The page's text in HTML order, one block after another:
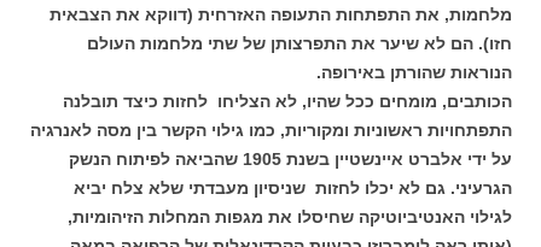
מלחמות, את התפתחות התעופה האזרחית (דווקא את הצבאית
חזו). הם לא שיער את התפרצותן של שתי מלחמות העולם
הנוראות שהורתן באירופה.
הכותבים, מומחים ככל שהיו, לא הצליחו לחזות כיצד תובלנה
התפתחויות ראשוניות ומקוריות, כמו גילוי הקשר בין מסה לאנרגיה
על ידי אלברט איינשטיין בשנת 1905 שהביאה לפיתוח הנשק
הגרעיני. גם לא יכלו לחזות שניסיון מעבדתי שלא צלח יביא
לגילוי האנטיביוטיקה שחיסלו את מגפות המחלות הזיהומיות,